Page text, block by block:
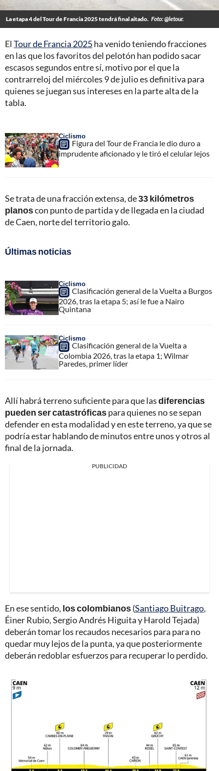
La etapa 4 del Tour de Francia 2025 tendrá final aitado. Foto: @letour.
El Tour de Francia 2025ha venido teniendo fracciones
en las que los favoritos del pelotón han podido sacar
escasos segundos entre sí, motivo por el que la
contrarreloj del miércoles 9 de julio es definitiva para
quienes se juegan sus intereses en la parte alta de la
tabla.
Ciclismo
Figura del Tour de Francia le dio duro a
imprudente aficionado y le tiró el celular lejos
Se trata de una fracción extensa, de33 kilómetros
planoscon punto de partida y de llegada en la ciudad
de Caen, norte del territorio galo.
Últimas noticias
Ciclismo
Clasificación general de la Vuelta a Burgos
2026, tras la etapa 5; así le fue a Nairo
Quintana
Ciclismo
Clasificación general de la Vuelta a
Colombia 2026, tras la etapa 1; Wilmar
Paredes, primer líder
Allí habrá terreno suficiente para que lasdiferencias
pueden ser catastróficaspara quienes no se sepan
defender en esta modalidad y en este terreno, ya que se
podría estar hablando de minutos entre unos y otros al
final de la jornada.
PUBLICIDAD
En ese sentido, los colombianos(Santiago Buitrago,
Éiner Rubio, Sergio Andrés Higuita y Harold Tejada)
deberán tomar los recaudos necesarios para para no
quedar muy lejos de la punta, ya que posteriormente
deberán redoblar esfuerzos para recuperar lo perdido.